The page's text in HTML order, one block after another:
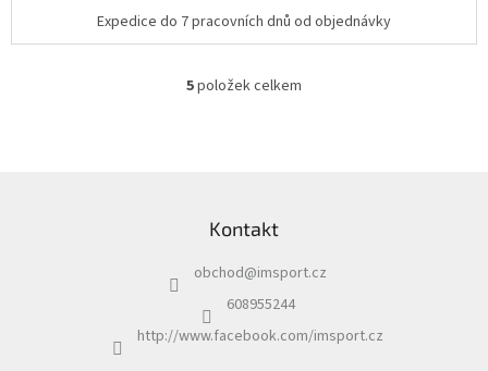
Expedice do 7 pracovních dnů od objednávky
O
c
í
r
v
y
5položek celkem
Kontakt
obchod@imsport.cz
608955244
http://www.facebook.com/imsport.cz